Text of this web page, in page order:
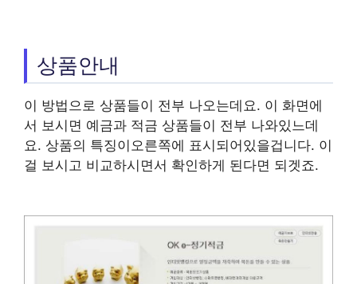
상품안내
이 방법으로 상품들이 전부 나오는데요. 이 화면에
서 보시면 예금과 적금 상품들이 전부 나와있느데
요. 상품의 특징이오른쪽에 표시되어있을겁니다. 이
걸 보시고 비교하시면서 확인하게 된다면 되겟죠.